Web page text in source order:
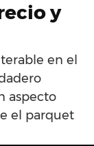
y
en el
aspecto
el parquet